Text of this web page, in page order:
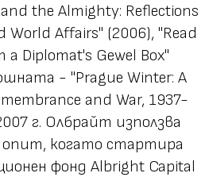
the Almighty: Reflections
World Affairs" (2006), "Read
a Diplomat's Gewel Box"
- "Prague Winter: A
and War, 1937-
г. Олбрайт използва
опит, когато стартира
фонд Albright Capital